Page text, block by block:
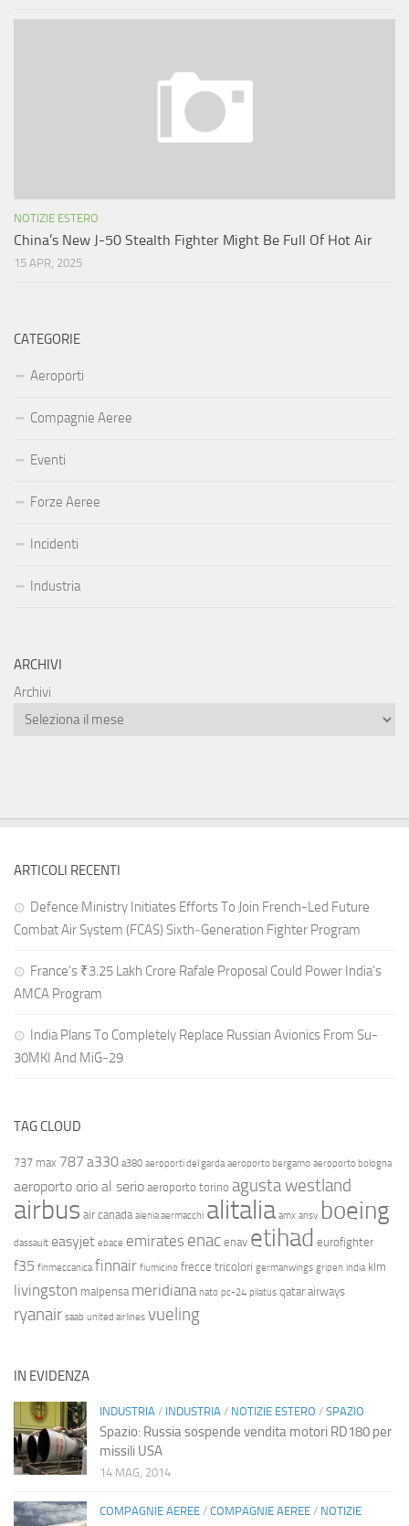
NOTIZIE ESTERO
China’s New J-50 Stealth Fighter Might Be Full Of Hot Air
15 APR, 2025
CATEGORIE
Aeroporti
Compagnie Aeree
Eventi
Forze Aeree
Incidenti
Industria
ARCHIVI
Archivi
ARTICOLI RECENTI
Defence Ministry Initiates Efforts To Join French-Led Future
Combat Air System (FCAS) Sixth‑Generation Fighter Program
France’s ₹3.25 Lakh Crore Rafale Proposal Could Power India’s
AMCA Program
India Plans To Completely Replace Russian Avionics From Su-
30MKI And MiG-29
TAG CLOUD
737 max 787 a330 a380 aeroporti del garda aeroporto bergamo aeroporto bologna
aeroporto orio al serio aeroporto torino agusta westland
airbus air canada alenia aermacchi alitalia amx ansv boeing
dassault easyjet ebace emirates enac enav etihad eurofighter
f35 finmeccanica finnair fiumicino frecce tricolori germanwings gripen india klm
livingston malpensa meridiana nato pc-24 pilatus qatar airways
ryanair saab united airlines vueling
IN EVIDENZA
INDUSTRIA / INDUSTRIA / NOTIZIE ESTERO / SPAZIO
Spazio: Russia sospende vendita motori RD180 per
missili USA
14 MAG, 2014
COMPAGNIE AEREE / COMPAGNIE AEREE / NOTIZIE